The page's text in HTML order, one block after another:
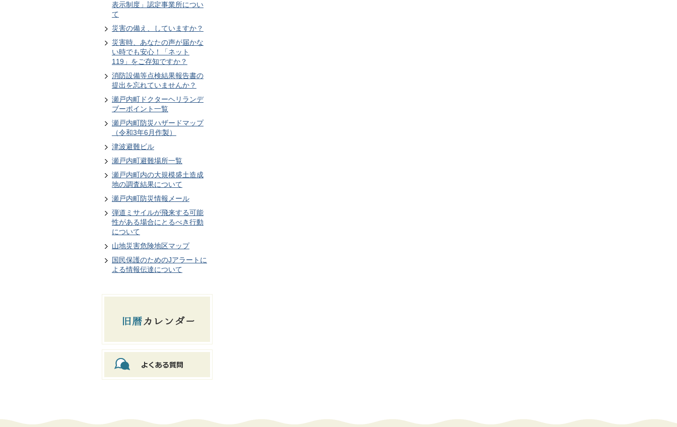
表示制度」認定事業所につい
て
災害の備え、していますか？
災害時、あなたの声が届かな
い時でも安心！「ネット
119」をご存知ですか？
消防設備等点検結果報告書の
提出を忘れていませんか？
瀬戸内町ドクターヘリランデ
ブーポイント一覧
瀬戸内町防災ハザードマップ
（令和3年6月作製）
津波避難ビル
瀬戸内町避難場所一覧
瀬戸内町内の大規模盛土造成
地の調査結果について
瀬戸内町防災情報メール
弾道ミサイルが飛来する可能
性がある場合にとるべき行動
について
山地災害危険地区マップ
国民保護のためのJアラートに
よる情報伝達について